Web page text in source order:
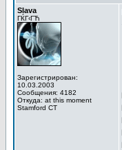
Slava
ГЌГ‹ГЋ
Зарегистрирован:
10.03.2003
Сообщения: 4182
Откуда: at this moment
Stamford CT